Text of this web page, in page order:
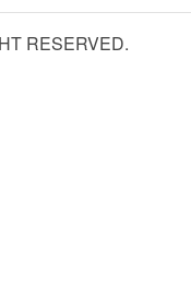
RESERVED.